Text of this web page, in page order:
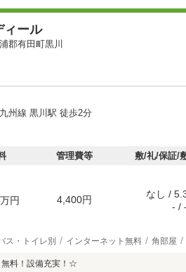
ィール
郡有田町黒川
州線 黒川駅 徒歩2分
管理費等 敷/礼/保証/
万円 4,400円
なし /
- / -
ス・トイレ別 インターネット無料 角部屋
料！設備充実！☆